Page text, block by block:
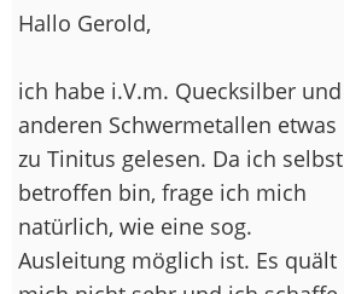
Hallo Gerold,
ich habe i.V.m. Quecksilber und
anderen Schwermetallen etwas
zu Tinitus gelesen. Da ich selbst
betroffen bin, frage ich mich
natürlich, wie eine sog.
Ausleitung möglich ist. Es quält